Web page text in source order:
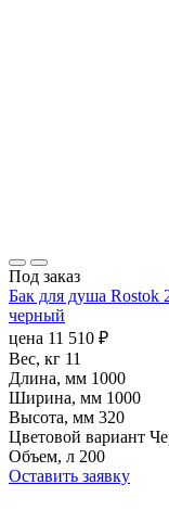
Под заказ
Бак для душа Rostok
черный
цена 11 510 ₽
Вес, кг 11
Длина, мм 1000
Ширина, мм 1000
Высота, мм 320
Цветовой вариант
Объем, л 200
Оставить заявку